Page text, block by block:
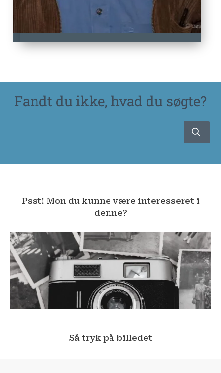
Fandt du ikke, hvad du søgte?
Psst! Mon du kunne være interesseret i
denne?
Så tryk på billedet